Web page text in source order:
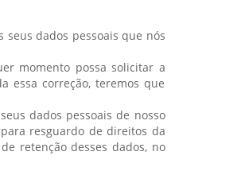
dados pessoais que nós
momento possa solicitar a
essa correção, teremos que
dados pessoais de nosso
resguardo de direitos da
retenção desses dados, no